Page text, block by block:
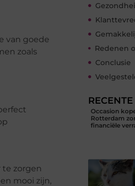
van goede
zoals
zorgen
mooi zijn,
Conclusie
Occasion
Rotterdam
financiële